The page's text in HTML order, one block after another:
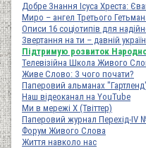
Добре Знання Ісуса Хреста:
Миро – ангел Третього
Описи 16 соціотипів для
Звертання на ти – давній
Підтримую розвиток
Телевізійна Школа Живого
Живе Слово: З чого почати?
Паперовий альманах
Наш відеоканал на YouTube
Ми в мережі Х (Твіттер)
Паперовий журнал Перехід-IV
Форум Живого Слова
Життя навколо нас